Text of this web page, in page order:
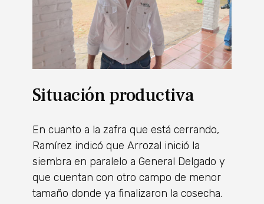
Situación productiva
En cuanto a la zafra que está cerrando,
Ramírez indicó que Arrozal inició la
siembra en paralelo a General Delgado y
que cuentan con otro campo de menor
tamaño donde ya finalizaron la cosecha.